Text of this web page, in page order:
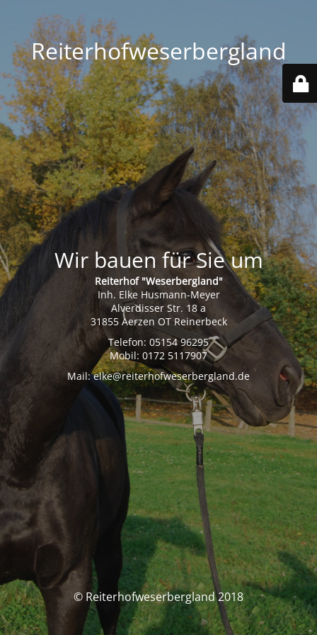
Reiterhofweserbergland
Wir bauen für Sie um
Reiterhof "Weserbergland"
Inh. Elke Husmann-Meyer
Alverdisser Str. 18 a
31855 Aerzen OT Reinerbeck
Telefon: 05154 96295
Mobil: 0172 5117907
Mail: elke@reiterhofweserbergland.de
© Reiterhofweserbergland 2018